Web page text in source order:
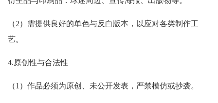
（2）需提供良好的单色与反白版本，以应对各类制作工
艺。
4.原创性与合法性
（1）作品必须为原创、未公开发表，严禁模仿或抄袭。